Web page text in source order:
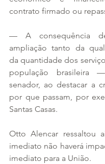
contrato firmado ou
— A consequência
ampliação tanto da
da quantidade dos
população brasileira
senador, ao destacar a
por que passam, por
Santas Casas.
Otto Alencar ressaltou
imediato não haverá
imediato para a União.